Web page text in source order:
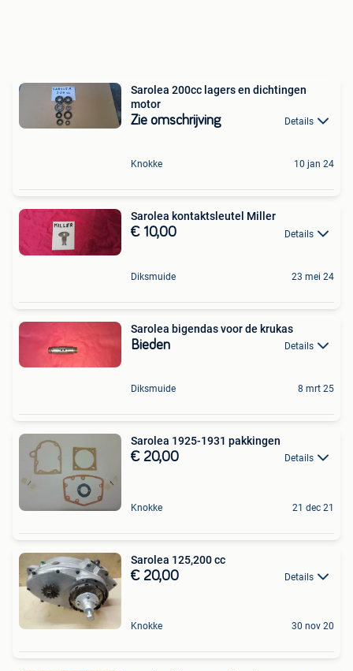
Sarolea 200cc lagers en dichtingen
motor
Zie omschrijving Details
Knokke 10 jan 24
Sarolea kontaktsleutel Miller
€ 10,00 Details
Diksmuide 23 mei 24
Sarolea bigendas voor de krukas
Bieden Details
Diksmuide 8 mrt 25
Sarolea 1925-1931 pakkingen
€ 20,00 Details
Knokke 21 dec 21
Sarolea 125,200 cc
€ 20,00 Details
Knokke 30 nov 20